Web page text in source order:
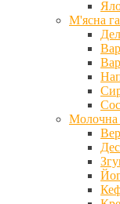
М'ясна
Молочна